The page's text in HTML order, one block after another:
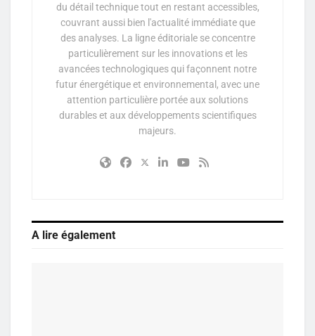
du détail technique tout en restant accessibles,
couvrant aussi bien l'actualité immédiate que
des analyses. La ligne éditoriale se concentre
particulièrement sur les innovations et les
avancées technologiques qui façonnent notre
futur énergétique et environnemental, avec une
attention particulière portée aux solutions
durables et aux développements scientifiques
majeurs.
A lire également